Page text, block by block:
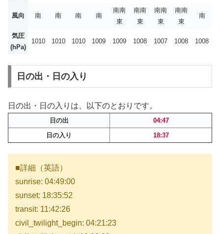
風向 南 南 南 南
南南
東
南南
東
南南
東
南南
東
南
気圧
(hPa)
1010 1010 1010 1009 1009 1008 1007 1008 1008
日の出・日の入り
日の出・日の入りは、以下のとおりです。
日の出
04:47
日の入り
18:37
■詳細（英語）
sunrise: 04:49:00
sunset: 18:35:52
transit: 11:42:26
civil_twilight_begin: 04:21:23